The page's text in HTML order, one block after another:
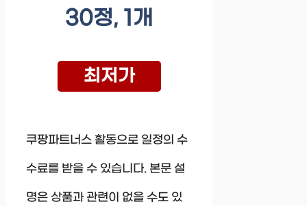
30정, 1개
최저가
쿠팡파트너스 활동으로 일정의 수
수료를 받을 수 있습니다. 본문 설
명은 상품과 관련이 없을 수도 있